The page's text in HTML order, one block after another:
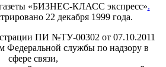
«БИЗНЕС-КЛАСС экспресс».
22 декабря 1999 года.
ПИ №ТУ-00302 от 07.10.2011
Федеральной службы по надзору в
сфере связи,